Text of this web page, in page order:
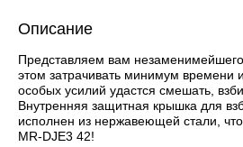
Описание
Представляем вам
этом затрачивать минимум времени
особых усилий удастся смешать,
Внутренняя защитная крышка для
исполнен из нержавеющей стали,
MR-DJE3 42!